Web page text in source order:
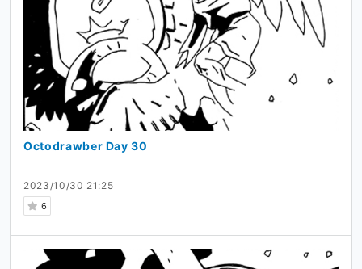
2023/10/30 21:25
6
Octodrawber Day 30